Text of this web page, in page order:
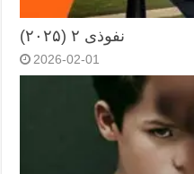
نفوذی ۲ (۲۰۲۵)
2026-02-01